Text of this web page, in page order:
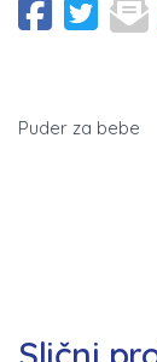
Puder za bebe